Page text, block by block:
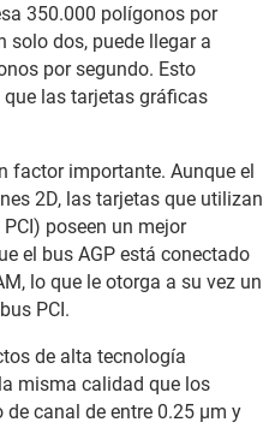
350.000 polígonos por
solo dos, puede llegar a
por segundo. Esto
las tarjetas gráficas
factor importante. Aunque el
2D, las tarjetas que utilizan
poseen un mejor
el bus AGP está conectado
lo que le otorga a su vez un
PCI.
de alta tecnología
misma calidad que los
canal de entre 0.25 µm y